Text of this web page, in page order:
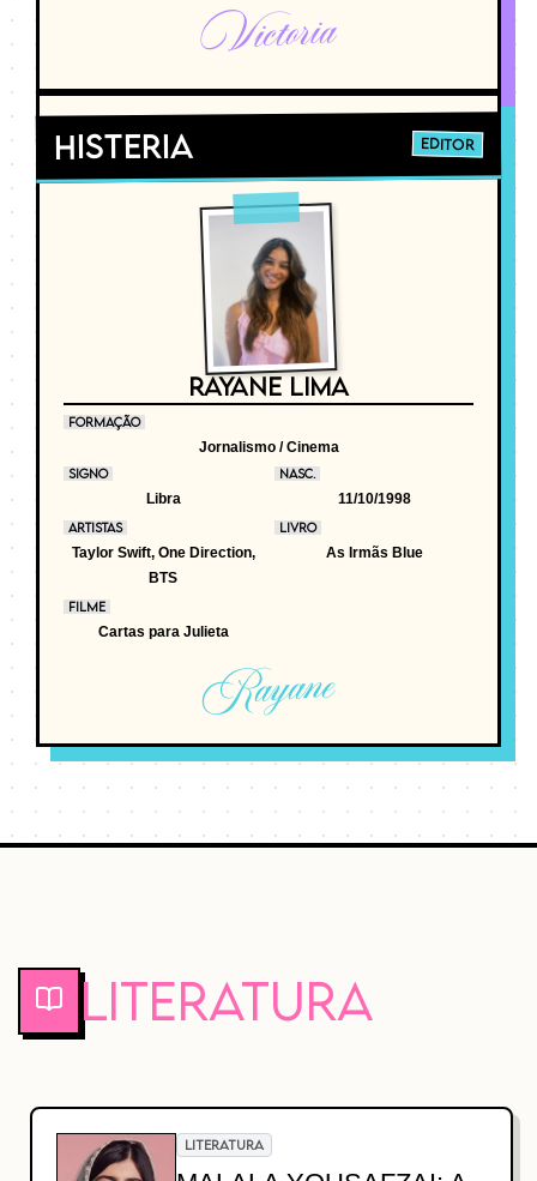
Victoria
Histeria EDITOR
RAYANE LIMA
FORMAÇÃO
Jornalismo / Cinema
SIGNO
Libra
NASC.
11/10/1998
ARTISTAS
Taylor Swift, One Direction,
BTS
LIVRO
As Irmãs Blue
FILME
Cartas para Julieta
Rayane
Literatura
LITERATURA